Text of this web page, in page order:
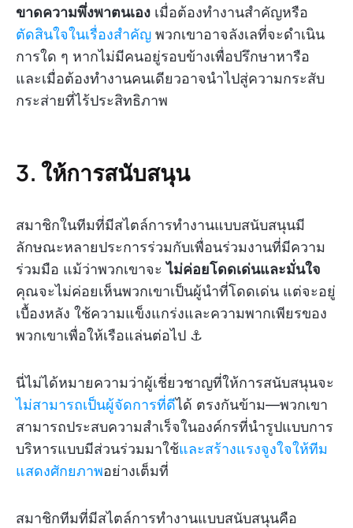
ขาดความพึ่งพาตนเอง เมื่อต้องทำงานสำคัญหรือ
ตัดสินใจในเรื่องสำคัญ พวกเขาอาจลังเลที่จะดำเนิน
การใด ๆ หากไม่มีคนอยู่รอบข้างเพื่อปรึกษาหารือ
และเมื่อต้องทำงานคนเดียวอาจนำไปสู่ความกระสับ
กระส่ายที่ไร้ประสิทธิภาพ
3. ให้การสนับสนุน
สมาชิกในทีมที่มีสไตล์การทำงานแบบสนับสนุนมี
ลักษณะหลายประการร่วมกับเพื่อนร่วมงานที่มีความ
ร่วมมือ แม้ว่าพวกเขาจะไม่ค่อยโดดเด่นและมั่นใจ
คุณจะไม่ค่อยเห็นพวกเขาเป็นผู้นำที่โดดเด่น แต่จะอยู่
เบื้องหลัง ใช้ความแข็งแกร่งและความพากเพียรของ
พวกเขาเพื่อให้เรือแล่นต่อไป ⚓
นี่ไม่ได้หมายความว่าผู้เชี่ยวชาญที่ให้การสนับสนุนจะ
ไม่สามารถเป็นผู้จัดการที่ดีได้ ตรงกันข้าม—พวกเขา
สามารถประสบความสำเร็จในองค์กรที่นำรูปแบบการ
บริหารแบบมีส่วนร่วมมาใช้และสร้างแรงจูงใจให้ทีม
แสดงศักยภาพอย่างเต็มที่
สมาชิกทีมที่มีสไตล์การทำงานแบบสนับสนุนคือ